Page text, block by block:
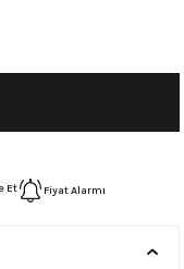
Et Fiyat Alarmı